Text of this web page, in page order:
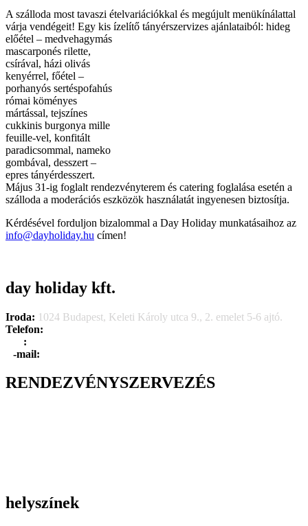
A szálloda most tavaszi ételvariációkkal és megújult menükínálattal
várja vendégeit! Egy kis ízelítő tányérszervizes ajánlataiból: hideg
előétel – medvehagymás
mascarponés rilette,
csírával, házi olivás
kenyérrel, főétel –
porhanyós sertéspofahús
római köményes
mártással, tejszínes
cukkinis burgonya mille
feuille-vel, konfitált
paradicsommal, nameko
gombával, desszert –
epres tányérdesszert.
Május 31-ig foglalt rendezvényterem és catering foglalása esetén a
szálloda a moderációs eszközök használatát ingyenesen biztosítja.
Kérdésével forduljon bizalommal a Day Holiday munkatásaihoz az
info@dayholiday.hu címen!
day holiday kft.
Iroda: 1024 Budapest, Keleti Károly utca 9., 2. emelet 5-6 ajtó.
Telefon:
:
-mail:
RENDEZVÉNYSZERVEZÉS
helyszínek